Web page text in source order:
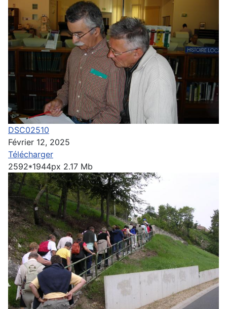
DSC02510
Février 12, 2025
Télécharger
2592*1944px 2.17 Mb